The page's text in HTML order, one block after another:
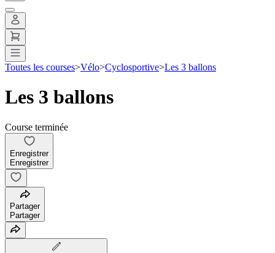
Toutes les courses>Vélo>Cyclosportive>Les 3 ballons
Les 3 ballons
Course terminée
Enregistrer
Enregistrer
Partager
Partager